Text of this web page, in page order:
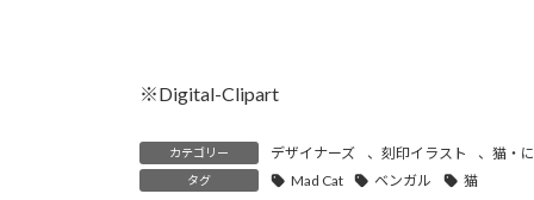
※Digital-Clipart
カテゴリー デザイナーズ 、 刻印イラスト 、猫・
タグ Mad Cat ベンガル 猫